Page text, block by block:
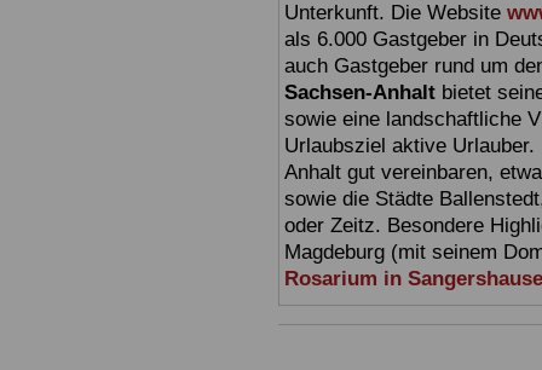
Unterkunft. Die Website
als 6.000 Gastgeber in
auch Gastgeber rund um
Sachsen-Anhalt bietet
sowie eine landschaftliche
Urlaubsziel aktive
Anhalt gut vereinbaren,
sowie die Städte
oder Zeitz. Besondere
Magdeburg (mit seinem
Rosarium in